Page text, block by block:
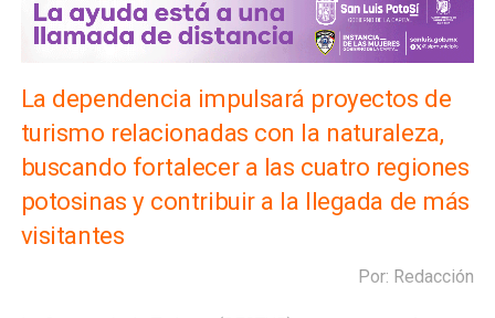
La dependencia impulsará proyectos de
turismo relacionadas con la naturaleza,
buscando fortalecer a las cuatro regiones
potosinas y contribuir a la llegada de más
visitantes
Por: Redacción